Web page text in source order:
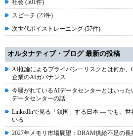
社会 (501件)
スピーチ (23件)
次世代ボイストレーニング (57件)
オルタナティブ・ブログ 最新の投稿
AI推論によるプライバシーリスクとは何か、
企業のAIガバナンス
今騒がれているAIデータセンターとはいっ
データセンターの話
LinkedInで見る「鎖国」する日本 ― でも、
いる
2027年メモリ市場展望：DRAM供給不足の